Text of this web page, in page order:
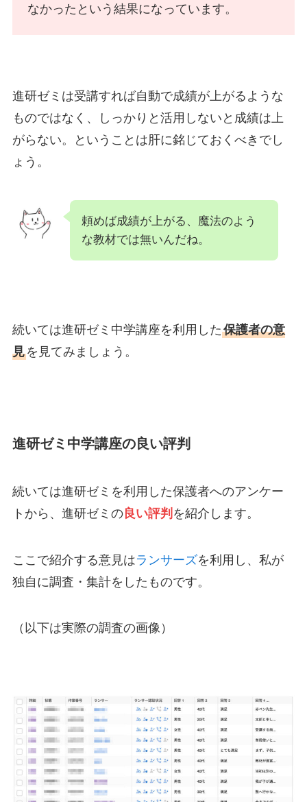
なかったという結果になっています。
進研ゼミは受講すれば自動で成績が上がるような
ものではなく、しっかりと活用しないと成績は上
がらない。ということは肝に銘じておくべきでし
ょう。
頼めば成績が上がる、魔法のよう
な教材では無いんだね。
続いては進研ゼミ中学講座を利用した保護者の意
見を見てみましょう。
進研ゼミ中学講座の良い評判
続いては進研ゼミを利用した保護者へのアンケー
トから、進研ゼミの良い評判 を紹介します。
ここで紹介する意見はランサーズを利用し、私が
独自に調査・集計をしたものです。
（以下は実際の調査の画像）